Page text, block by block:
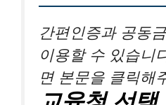
간편인증과 공동
이용할 수 있습니
면 본문을 클릭해